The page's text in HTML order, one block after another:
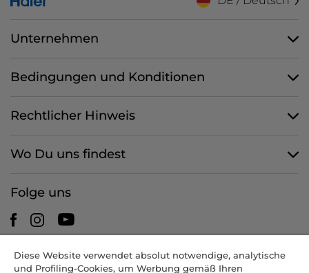
Unternehmen
Bedingungen und Konditionen
Rechtlicher Hinweis
Wo Du uns findest
Folge uns
CANDY HOOVER GROUP S.r.I. - mit Alleingesellschafter -
Diese Website verwendet absolut notwendige, analytische
und Profiling-Cookies, um Werbung gemäß Ihren